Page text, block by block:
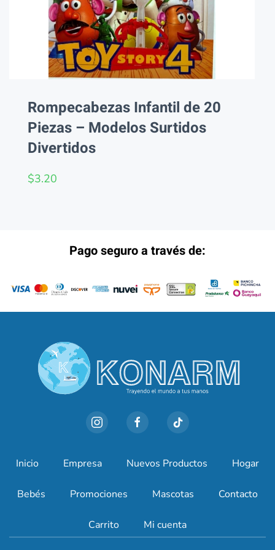
Rompecabezas Infantil de 20
Piezas – Modelos Surtidos
Divertidos
$3.20
Pago seguro a través de:
Inicio Empresa Nuevos Productos Hogar
Bebés Promociones Mascotas Contacto
Carrito Mi cuenta